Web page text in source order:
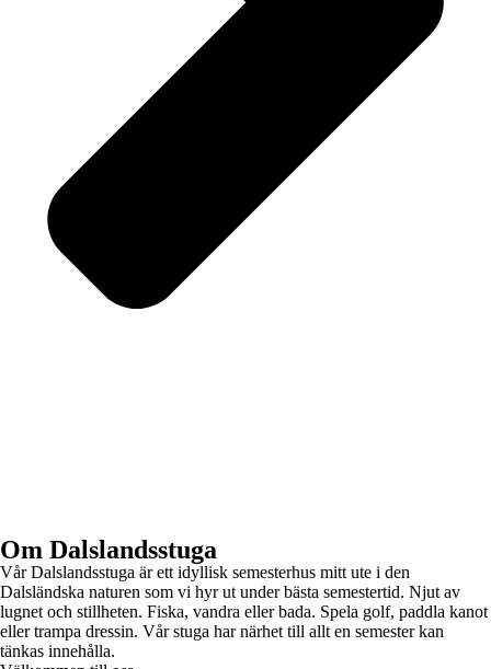
Om Dalslandsstuga
Vår Dalslandsstuga är ett idyllisk semesterhus mitt ute i den
Dalsländska naturen som vi hyr ut under bästa semestertid. Njut av
lugnet och stillheten. Fiska, vandra eller bada. Spela golf, paddla kanot
eller trampa dressin. Vår stuga har närhet till allt en semester kan
tänkas innehålla.